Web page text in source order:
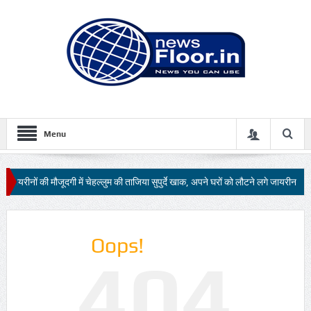
Menu
की मौजूदगी में चेहल्लुम की ताजिया सुपुर्दे खाक, अपने घरों को लौटने लगे जायरीन
Oops!